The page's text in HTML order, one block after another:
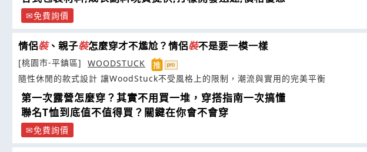
免費詢價
情侶裝、親子裝怎麼穿才不尷尬？情侶裝不是要一模一樣
[桃園市-平鎮區]
WOODSTUCK
隨性休閒的款式設計 讓WoodStuck不受風格上的限制，潮流與實用的完美平衡
第一次露營怎麼穿？其實不用買一堆，穿搭指南一次搞懂
聯名T恤到底值不值得買？關鍵在你會不會穿
免費詢價